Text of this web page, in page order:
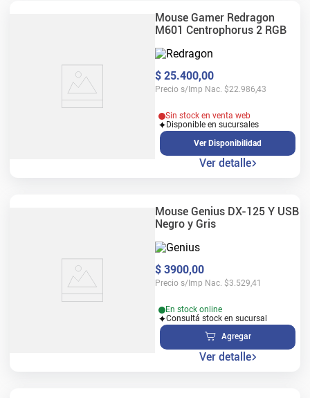
Mouse Gamer Redragon
M601 Centrophorus 2 RGB
$ 25.400,00
Precio s/Imp Nac. $22.986,43
Sin stock en venta web
Disponible en sucursales
Ver Disponibilidad
Ver detalle
Mouse Genius DX-125 Y USB
Negro y Gris
$ 3900,00
Precio s/Imp Nac. $3.529,41
En stock online
Consultá stock en sucursal
Agregar
Ver detalle